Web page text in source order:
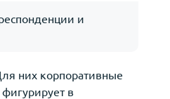
и
них корпоративные
в